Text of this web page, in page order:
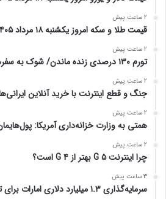
2 ساعت پیش
قیمت طلا و سکه امروز یکشنبه ۱۸ مرداد ۱۴۰۵
2 ساعت پیش
تورم ۱۳۰ درصدی زنده ماندن/ شوک به سفره‌های خالی کارگران
2 ساعت پیش
جنگ و قطع اینترنت با خرید آنلاین
2 ساعت پیش
همتی به وزارت خزانه‌داری آمریکا:
2 ساعت پیش
چرا اینترنت ۵ G بهتر از ۴ G است؟
3 ساعت پیش
سرمایه‌گذاری ۱.۳ میلیارد دلاری امارات برای توسعه ناوگان نفت و گاز